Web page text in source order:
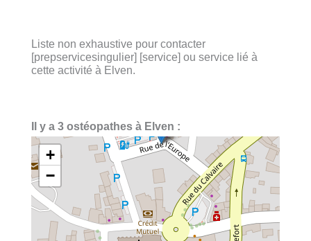
Liste non exhaustive pour contacter
[prepservicesingulier] [service] ou service lié à
cette activité à Elven.
Il y a 3 ostéopathes à Elven :
+
−